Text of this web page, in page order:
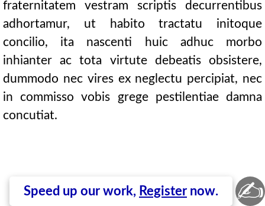
Speed up our work, Register now.
fraternitatem vestram scriptis decurrentibus
adhortamur, ut habito tractatu initoque
concilio, ita nascenti huic adhuc morbo
inhianter ac tota virtute debeatis obsistere,
dummodo nec vires ex neglectu percipiat, nec
in commisso vobis grege pestilentiae damna
concutiat.
✍